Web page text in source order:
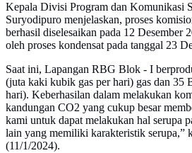
Kepala Divisi Program dan Komunikasi
Suryodipuro menjelaskan, proses
berhasil diselesaikan pada 12 Desember
oleh proses kondensat pada tanggal 23
Saat ini, Lapangan RBG Blok - I
(juta kaki kubik gas per hari) gas dan 35
hari). Keberhasilan dalam melakukan
kandungan CO2 yang cukup besar
kami untuk dapat melakukan hal serupa
lain yang memiliki karakteristik serupa,”
(11/1/2024).